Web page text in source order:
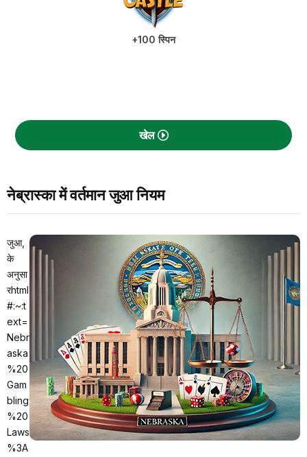
+100 स्पिन
खेल
नेब्रास्का में वर्तमान जुआ नियम
जुआ,
के
अनुसा
रhtml
#:~:t
ext=
Nebr
aska
%20
Gam
bling
%20
Laws
%3A